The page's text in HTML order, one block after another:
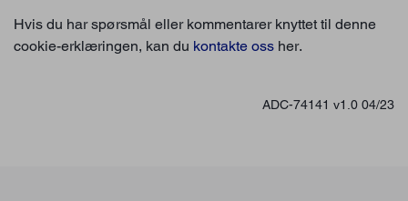
Hvis du har spørsmål eller kommentarer knyttet til denne
cookie-erklæringen, kan du kontakte oss her.
ADC-74141 v1.0 04/23